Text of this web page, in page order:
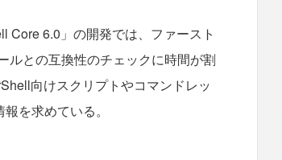
6.0」の開発では、ファースト
ルとの互換性のチェックに時間が割
向けスクリプトやコマンドレッ
を求めている。